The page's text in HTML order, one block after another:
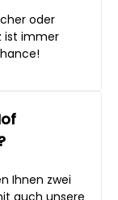
oder
ist immer
Ihnen zwei
auch unsere